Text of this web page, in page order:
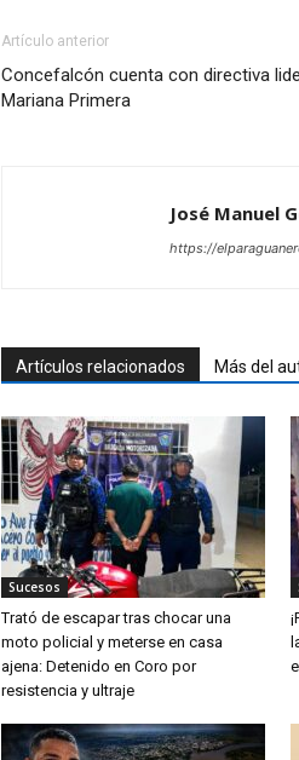
Artículo anterior
Concefalcón cuenta con directiva
Mariana Primera
José Manuel
https://
Artículos relacionados Más del
Sucesos
Trató de escapar tras chocar una
moto policial y meterse en casa
ajena: Detenido en Coro por
resistencia y ultraje